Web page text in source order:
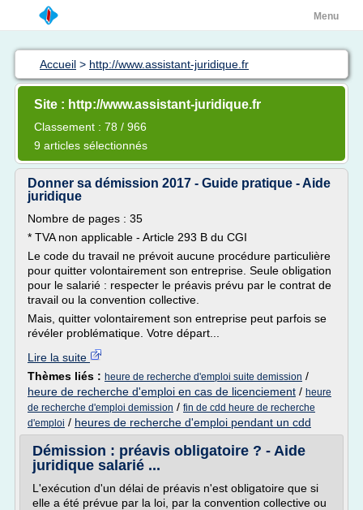
Menu
Accueil > http://www.assistant-juridique.fr
Site : http://www.assistant-juridique.fr
Classement : 78 / 966
9 articles sélectionnés
Donner sa démission 2017 - Guide pratique - Aide
juridique
Nombre de pages : 35
* TVA non applicable - Article 293 B du CGI
Le code du travail ne prévoit aucune procédure particulière
pour quitter volontairement son entreprise. Seule obligation
pour le salarié : respecter le préavis prévu par le contrat de
travail ou la convention collective.
Mais, quitter volontairement son entreprise peut parfois se
révéler problématique. Votre départ...
Lire la suite
Thèmes liés : heure de recherche d'emploi suite demission /
heure de recherche d'emploi en cas de licenciement / heure
de recherche d'emploi demission / fin de cdd heure de recherche
d'emploi / heures de recherche d'emploi pendant un cdd
Démission : préavis obligatoire ? - Aide
juridique salarié ...
L'exécution d'un délai de préavis n'est obligatoire que si
elle a été prévue par la loi, par la convention collective ou